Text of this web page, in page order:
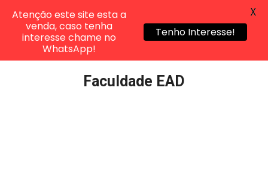
Faculdade EAD
Atenção este site esta a
venda, caso tenha
interesse chame no
WhatsApp!
Tenho Interesse!
X